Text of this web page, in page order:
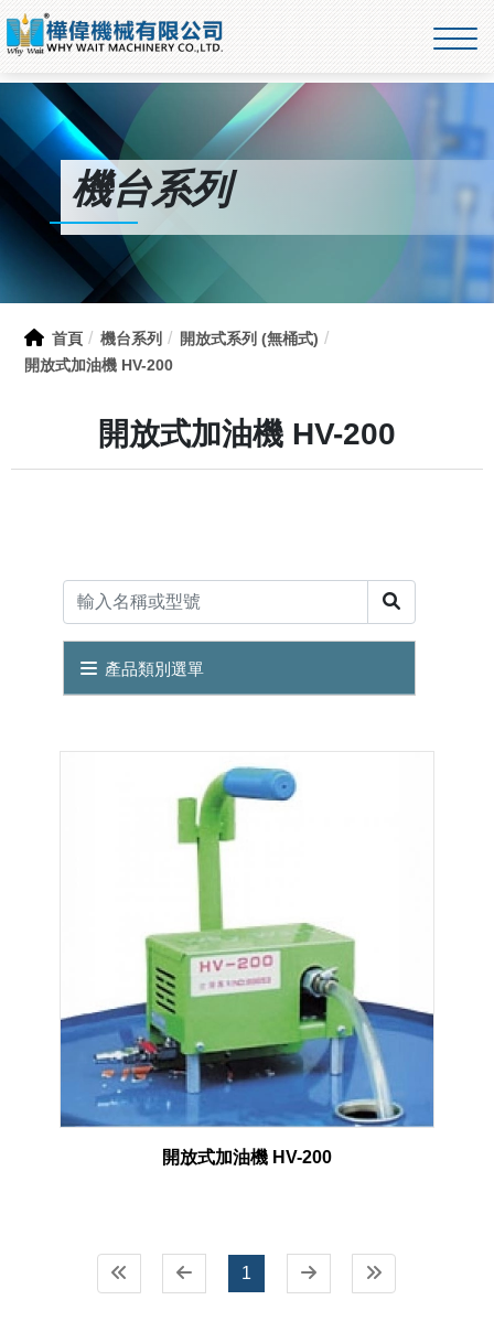
機台系列
首頁 機台系列
開放式系列 (無桶式)
開放式加油機 HV-200
開放式加油機 HV-200
產品類別選單
開放式加油機 HV-200
1